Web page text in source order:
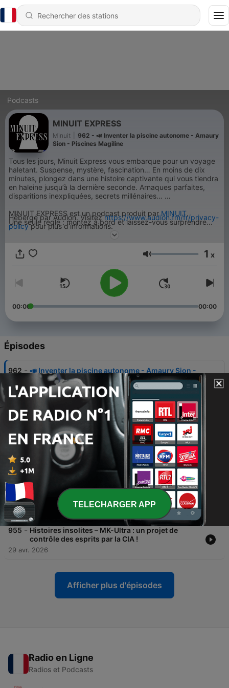
Podcasts
MINUIT EXPRESS
Minuit
962 - 📣 Inventer la piscine autonome - Amaury
Sion - Piscines Magiline
Tous les jours, Minuit Express vous embarque pour un voyage
haletant. Suspense, mystère, fascination… En moins de dix
minutes, plongez dans une histoire captivante qui vous tiendra
en haleine jusqu’à la dernière seconde. Arnaques parfaites,
disparitions inexpliquées, secrets millénaires…
MINUIT EXPRESS est un podcast produit parMINUIT.
Une seule règle : montez à bord et laissez-vous surprendre...
Minuit en intégrale et sans publicité. 👉
Rejoignez-nous sur
Instagram 🌃
Hébergé par Audion. Visitezhttps://www.audion.fm/fr/privacy-
policypour plus d’informations.
Volume 1 x
00:00 00:00
Épisodes
962 - 📣 Inventer la piscine autonome - Amaury Sion -
Piscines Magiline
30 avr. 2026
960 -
Histoires insolites – Le faux départ de la fusée
Ariane 5 : un bug fatal
La grande Histoire – Teodoro Obiang Nguema : le
plus ancien dictateur en exercice
30 avr. 2026
957 -
La grande Histoire – Opération Ajax, 1953 : quand
la CIA renversait le dirigeant iranien
29 avr. 2026
955 - Histoires insolites – MK-Ultra : un projet de
contrôle des esprits par la CIA !
29 avr. 2026
Afficher plus d'épisodes
Radio en Ligne
Radios et Podcasts
TELECHARGER APP